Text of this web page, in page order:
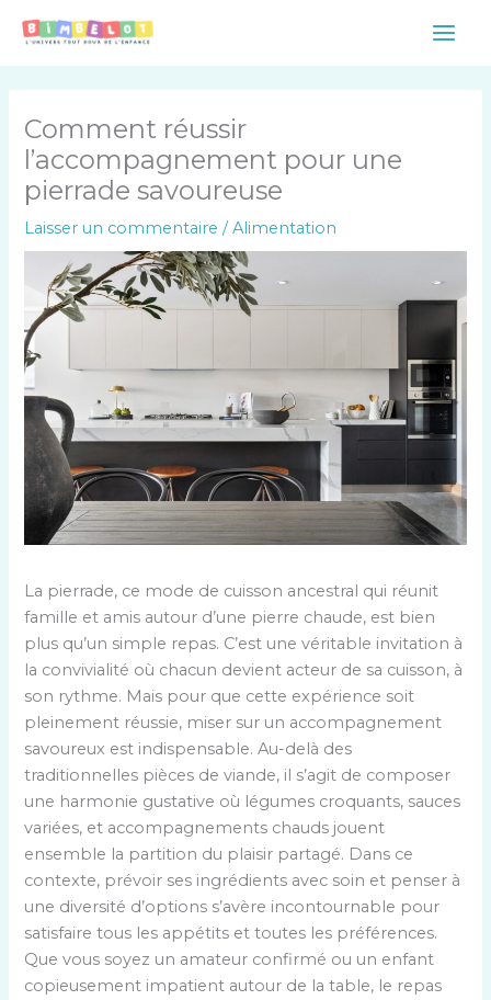
Main
Comment réussir
l’accompagnement pour une
pierrade savoureuse
Laisser un commentaire /Alimentation
La pierrade, ce mode de cuisson ancestral qui réunit
famille et amis autour d’une pierre chaude, est bien
plus qu’un simple repas. C’est une véritable invitation à
la convivialité où chacun devient acteur de sa cuisson, à
son rythme. Mais pour que cette expérience soit
pleinement réussie, miser sur un accompagnement
savoureux est indispensable. Au-delà des
traditionnelles pièces de viande, il s’agit de composer
une harmonie gustative où légumes croquants, sauces
variées, et accompagnements chauds jouent
ensemble la partition du plaisir partagé. Dans ce
contexte, prévoir ses ingrédients avec soin et penser à
une diversité d’options s’avère incontournable pour
satisfaire tous les appétits et toutes les préférences.
Que vous soyez un amateur confirmé ou un enfant
copieusement impatient autour de la table, le repas